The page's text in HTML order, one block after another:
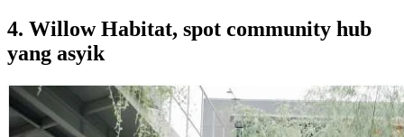
4. Willow Habitat, spot community hub
yang asyik